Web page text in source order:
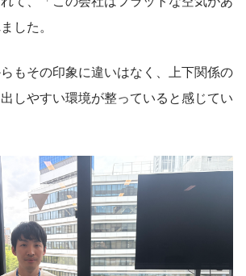
した。
もその印象に違いはなく、上下関係の
しやすい環境が整っていると感じてい